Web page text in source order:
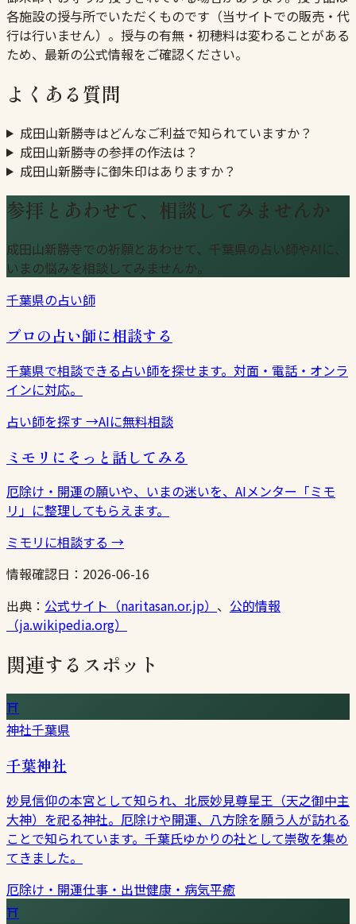
各施設の授与所でいただくものです（当サイトでの販売・代
行は行いません）。授与の有無・初穂料は変わることがある
ため、最新の公式情報をご確認ください。
よくある質問
成田山新勝寺はどんなご利益で知られていますか？
成田山新勝寺の参拝の作法は？
成田山新勝寺に御朱印はありますか？
参拝とあわせて、相談してみませんか
成田山新勝寺での祈願とあわせて、千葉県の占い師やAIに、
いまの悩みを相談してみませんか。
千葉県の占い師
プロの占い師に相談する
千葉県で相談できる占い師を探せます。対面・電話・オンラ
インに対応。
占い師を探す →AIに無料相談
ミモリにそっと話してみる
厄除け・開運の願いや、いまの迷いを、AIメンター「ミモ
リ」に整理してもらえます。
ミモリに相談する →
情報確認日： 2026-06-16
出典： 公式サイト（naritasan.or.jp） 、 公的情報
（ja.wikipedia.org）
関連するスポット
⛩
神社千葉県
千葉神社
妙見信仰の本宮として知られ、北辰妙見尊星王（天之御中主
大神）を祀る神社。厄除けや開運、八方除を願う人が訪れる
ことで知られています。千葉氏ゆかりの社として崇敬を集め
てきました。
厄除け・開運仕事・出世健康・病気平癒
⛩